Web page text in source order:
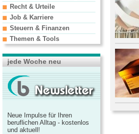
Recht & Urteile
Job & Karriere
Steuern & Finanzen
Themen & Tools
jede Woche neu
Neue Impulse für Ihren
beruflichen Alltag - kostenlos
und aktuell!